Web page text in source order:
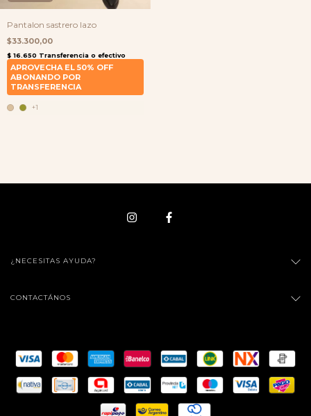
Pantalon sastrero lazo
$33.300,00
+1
¿NECESITAS AYUDA?
CONTACTÁNOS